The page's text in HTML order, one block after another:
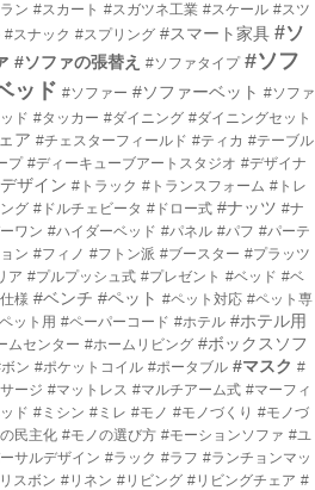
ン #スカート #スガツネ工業 #スケール #スツ
#スナック #スプリング #スマート家具 #ソ
#ソファの張替え #ソファタイプ #ソフ
ッド #ソファー #ソファーベット #ソファ
ド #タッカー #ダイニング #ダイニングセット
ア #チェスターフィールド #ティカ #テーブル
プ #ディーキューブアートスタジオ #デザイナ
ザイン #トラック #トランスフォーム #トレ
グ #ドルチェビータ #ドロー式 #ナッツ #ナ
ワン #ハイダーベッド #パネル #パフ #パーテ
ン #フィノ #フトン派 #ブースター #プラッツ
ア #プルプッシュ式 #プレゼント #ベッド #ベ
様 #ベンチ #ペット #ペット対応 #ペット専
ット用 #ペーパーコード #ホテル #ホテル用
ムセンター #ホームリビング #ボックスソフ
ン #ポケットコイル #ポータブル #マスク #
ージ #マットレス #マルチアーム式 #マーフィ
ド #ミシン #ミレ #モノ #モノづくり #モノづ
民主化 #モノの選び方 #モーションソファ #ユ
サルデザイン #ラック #ラフ #ランチョンマッ
スボン #リネン #リビング #リビングチェア #